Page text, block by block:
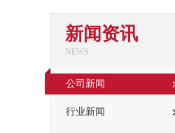
新闻资讯
NEWS
公司新闻
行业新闻